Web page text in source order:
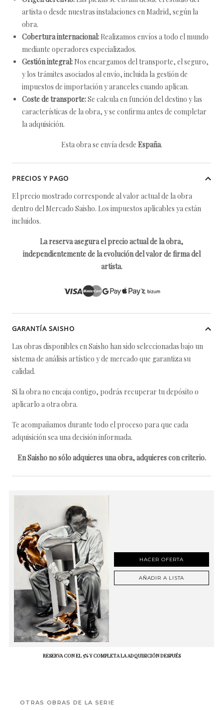
artista o desde nuestras instalaciones en Madrid, según la
obra.
Cobertura internacional: Realizamos envíos a todo el mundo
mediante operadores especializados.
Gestión integral: Nos encargamos del transporte, el seguro,
y los trámites asociados al envío, incluida la gestión de
impuestos de importación y aranceles cuando aplican.
Coste de transporte:Se calcula en función del destino y las
características de la obra, y se confirma antes de completar
la adquisición.
Esta obra se envía desde España.
PRECIOS Y PAGO
El precio mostrado corresponde al valor actual de la obra
dentro del Mercado Saisho. Los impuestos aplicables ya están
incluidos.
La reserva asegura el precio actual de la obra,
independientemente de la evolución del valor de firma del
artista.
GARANTÍA SAISHO
Las obras disponibles en Saisho han sido seleccionadas bajo un
sistema de análisis artístico y de mercado que garantiza su
calidad.
Si la obra no encaja contigo, podrás recuperar tu depósito o
aplicarlo a otra obra.
Te acompañamos durante todo el proceso para que cada
adquisición sea una decisión informada.
En Saisho no sólo adquieres una obra, adquieres con criterio.
HACER OFERTA
AÑADIR A LISTA
RESERVA CON EL 5% Y COMPLETA LA ADQUISICIÓN DESPUÉS
OTRAS OBRAS DE LA SERIE